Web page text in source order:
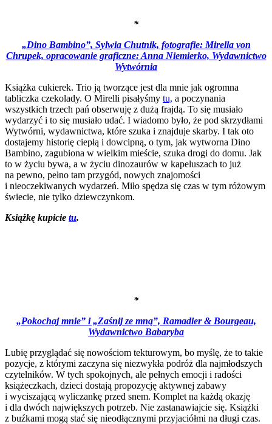
*
„Dino Bambino”, Sylwia Chutnik, fotografie: Mirella von
Chrupek, opracowanie graficzne: Anna Niemierko, Wydawnictwo
Wytwórnia
Książka cukierek. Trio ją tworzące jest dla mnie jak ogromna
tabliczka czekolady. O Mirelli pisałyśmy tu, a poczynania
wszystkich trzech pań obserwuję z dużą frajdą. To się musiało
wydarzyć i to się musiało udać. I wiadomo było, że pod skrzydłami
Wytwórni, wydawnictwa, które szuka i znajduje skarby. I tak oto
dostajemy historię ciepłą i dowcipną, o tym, jak wytworna Dino
Bambino, zagubiona w wielkim mieście, szuka drogi do domu. Jak
to w życiu bywa, a w życiu dinozaurów w kapeluszach to już
na pewno, pełno tam przygód, nowych znajomości
i nieoczekiwanych wydarzeń. Miło spędza się czas w tym różowym
świecie, nie tylko dziewczynkom.
Książkę kupicie tu.
*
„Pokochaj mnie” i „Zaśnij ze mną”, Ramadier & Bourgeau,
Wydawnictwo Babaryba
Lubię przyglądać się nowościom tekturowym, bo myślę, że to takie
pozycje, z którymi zaczyna się niezwykła podróż dla najmłodszych
czytelników. W tych spokojnych, ale pełnych emocji i radości
książeczkach, dzieci dostają propozycję aktywnej zabawy
i wyciszającą wyliczankę przed snem. Komplet na każdą okazję
i dla dwóch największych potrzeb. Nie zastanawiajcie się. Książki
z buźkami mogą stać się nieodłącznymi przyjaciółmi na długi czas.